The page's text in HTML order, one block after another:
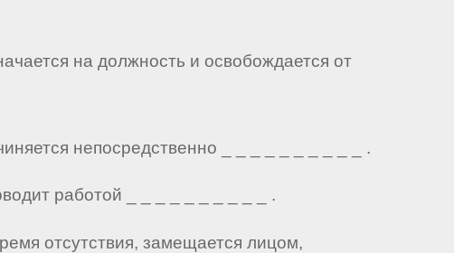
на должность и освобождается от
непосредственно _ _ _ _ _ _ _ _ _ _ .
работой _ _ _ _ _ _ _ _ _ _ .
отсутствия, замещается лицом,